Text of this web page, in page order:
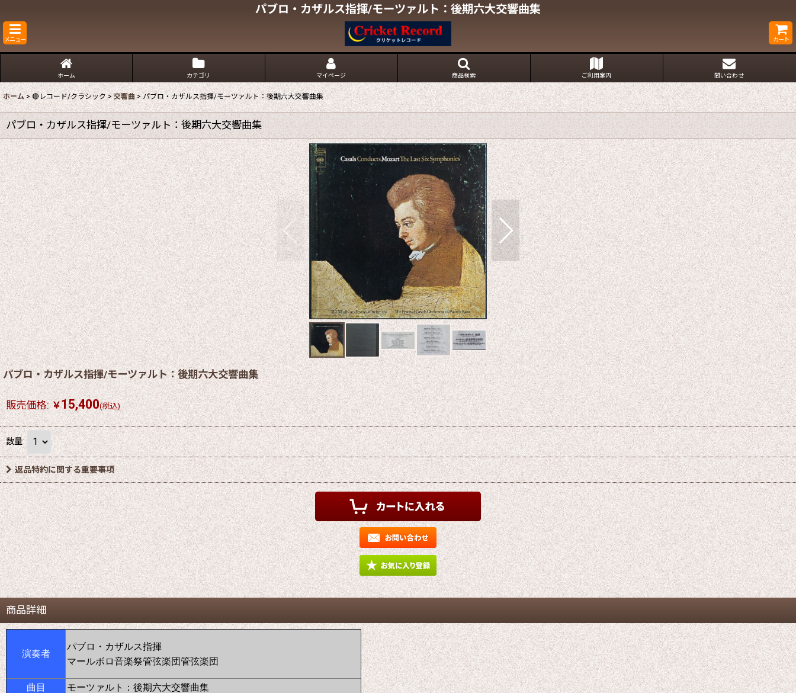
パブロ・カザルス指揮/モーツァルト：後期六大交響曲集
メニュー カート
ホーム カテゴリ マイページ 商品検索 ご利用案内 問い合わせ
ホーム > 🔴レコード/クラシック > 交響曲 > パブロ・カザルス指揮/モーツァルト：後期六大交響曲集
パブロ・カザルス指揮/モーツァルト：後期六大交響曲集
パブロ・カザルス指揮/モーツァルト：後期六大交響曲集
販売価格: ￥15,400(税込)
数量:
返品特約に関する重要事項
商品詳細
演奏者
パブロ・カザルス指揮
マールボロ音楽祭管弦楽団管弦楽団
曲目
モーツァルト：後期六大交響曲集